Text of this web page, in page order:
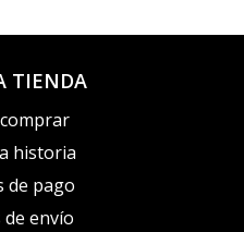
TIENDA
historia
de pago
de envío